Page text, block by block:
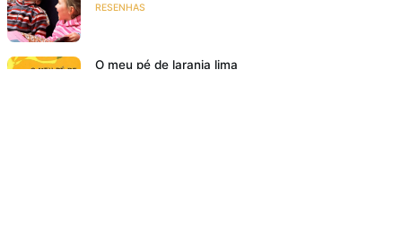
RESENHAS
O meu pé de laranja lima